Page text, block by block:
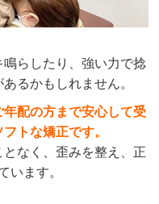
鳴らしたり、強い力で捻
るかもしれません。
配の方まで安心して受
トな矯正です。
なく、歪みを整え、正
います。